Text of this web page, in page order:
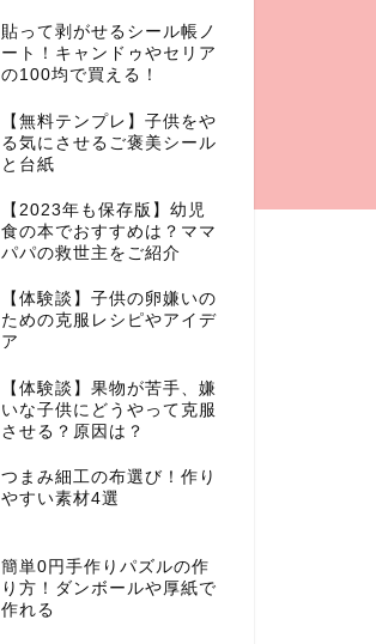
貼って剥がせるシール帳ノ
ート！キャンドゥやセリア
の100均で買える！
【無料テンプレ】子供をや
る気にさせるご褒美シール
と台紙
【2023年も保存版】幼児
食の本でおすすめは？ママ
パパの救世主をご紹介
【体験談】子供の卵嫌いの
ための克服レシピやアイデ
ア
【体験談】果物が苦手、嫌
いな子供にどうやって克服
させる？原因は？
つまみ細工の布選び！作り
やすい素材4選
簡単0円手作りパズルの作
り方！ダンボールや厚紙で
作れる